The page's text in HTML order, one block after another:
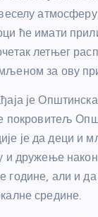
ће имати
летњег
за ову
је
покровитељ
је да деци и
и дружење
године, али и да
средине.